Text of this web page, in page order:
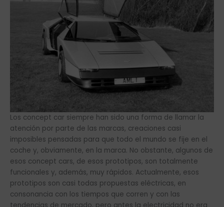
Los concept car siempre han sido una forma de llamar la
atención por parte de las marcas, creaciones casi
imposibles pensadas para que todo el mundo se fije en el
coche y, obviamente, en la marca. No obstante, algunos de
esos concept cars, de esos prototipos, son totalmente
funcionales y, además, muy rápidos. Actualmente, esos
prototipos son casi todas propuestas eléctricas, en
consonancia con los tiempos que corren y con las